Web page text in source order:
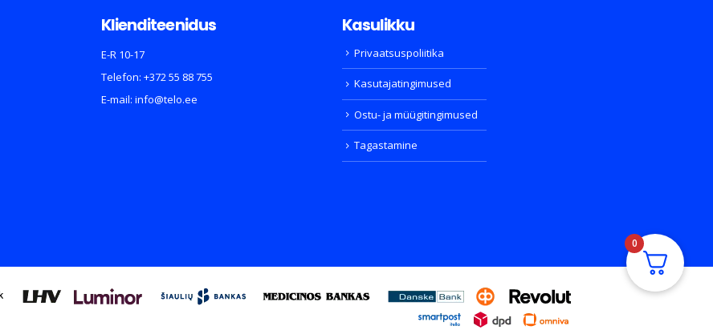
Klienditeenidus
E-R 10-17
Telefon: +372 55 88 755
E-mail: info@telo.ee
Kasulikku
Privaatsuspoliitika
Kasutajatingimused
Ostu- ja müügitingimused
Tagastamine
0